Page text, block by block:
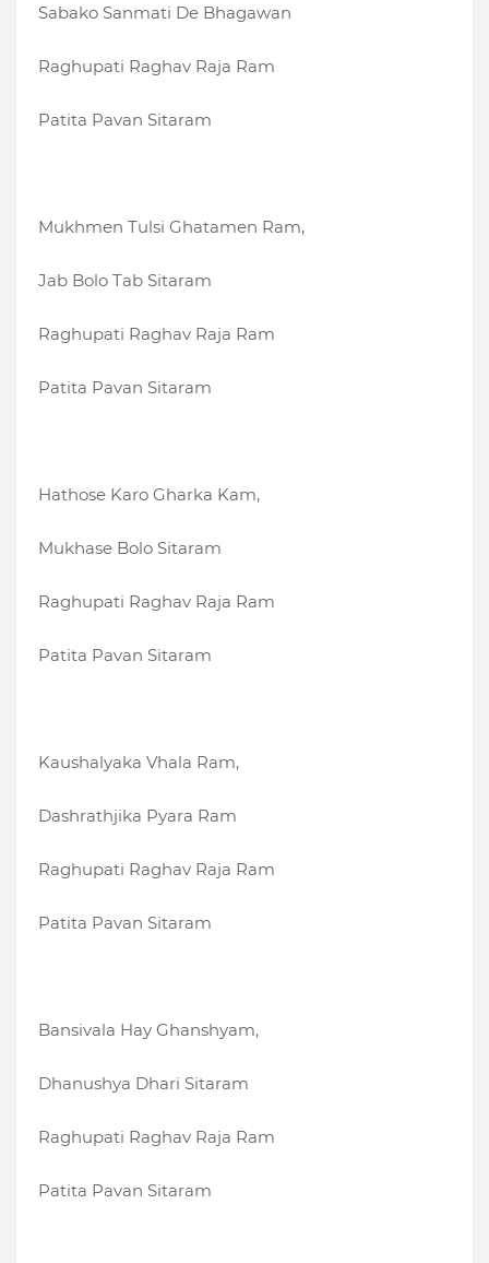
Sabako Sanmati De Bhagawan
Raghupati Raghav Raja Ram
Patita Pavan Sitaram
Mukhmen Tulsi Ghatamen Ram,
Jab Bolo Tab Sitaram
Raghupati Raghav Raja Ram
Patita Pavan Sitaram
Hathose Karo Gharka Kam,
Mukhase Bolo Sitaram
Raghupati Raghav Raja Ram
Patita Pavan Sitaram
Kaushalyaka Vhala Ram,
Dashrathjika Pyara Ram
Raghupati Raghav Raja Ram
Patita Pavan Sitaram
Bansivala Hay Ghanshyam,
Dhanushya Dhari Sitaram
Raghupati Raghav Raja Ram
Patita Pavan Sitaram